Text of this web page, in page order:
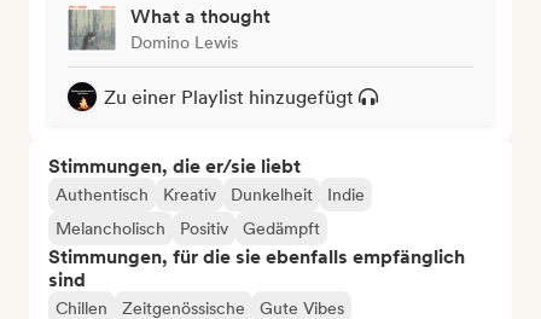
What a thought
Domino Lewis
Zu einer Playlist hinzugefügt
Stimmungen, die er/sie liebt
Authentisch Kreativ Dunkelheit
Indie
Melancholisch
Positiv Gedämpft
Stimmungen, für die sie ebenfalls empfänglich
sind
Chillen Zeitgenössische
Gute Vibes